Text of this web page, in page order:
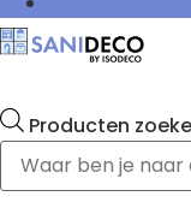
Producten